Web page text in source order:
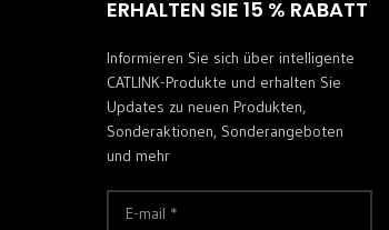
ERHALTEN SIE 15 % RABATT
Informieren Sie sich über intelligente
CATLINK-Produkte und erhalten Sie
Updates zu neuen Produkten,
Sonderaktionen, Sonderangeboten
und mehr